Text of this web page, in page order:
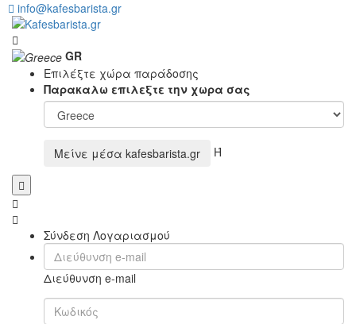
info@kafesbarista.gr
GR
Επιλέξτε χώρα παράδοσης
Παρακαλω επιλεξτε την χωρα σας
Μείνε μέσα kafesbarista.gr Ή
Σύνδεση Λογαριασμού
Διεύθυνση e-mail